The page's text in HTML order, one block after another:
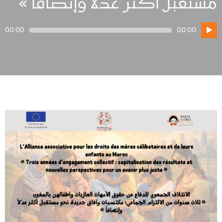
مستقبل أكثر عدلاً وإنصافاً »
مشغل
الصوت
00:00
00:00